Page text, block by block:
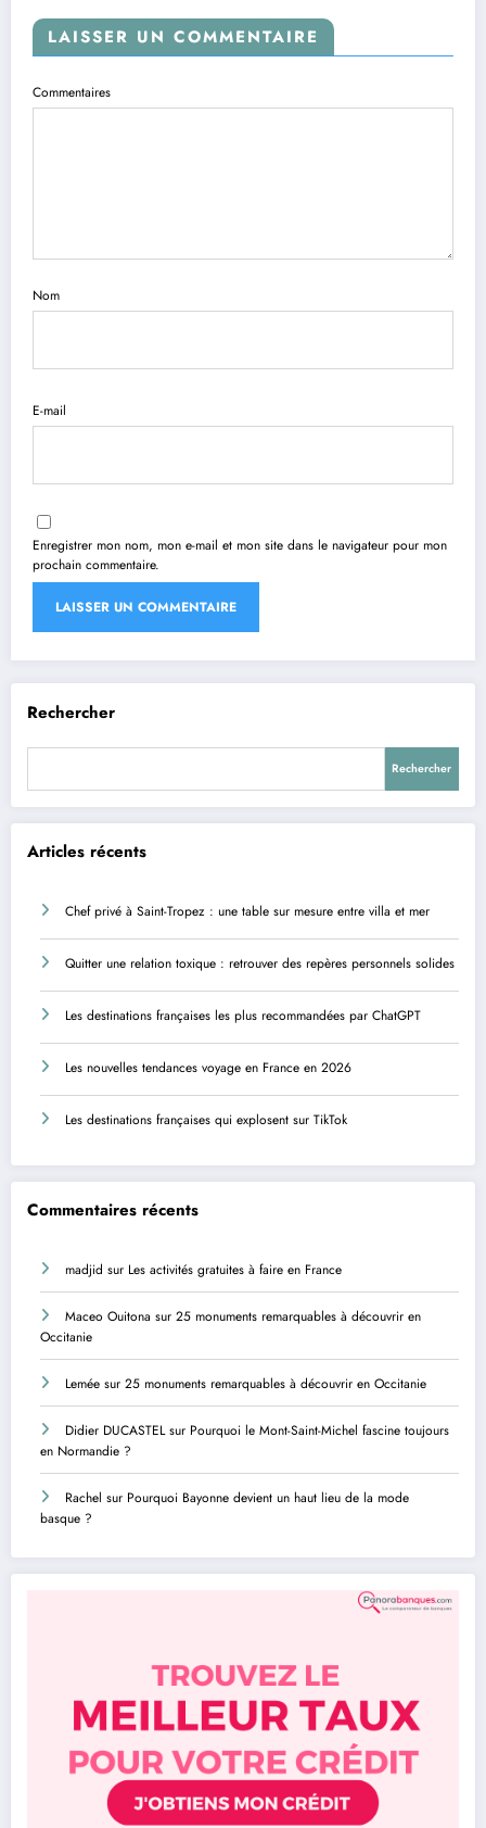
LAISSER UN COMMENTAIRE
Commentaires
Nom
E-mail
Enregistrer mon nom, mon e-mail et mon site dans le navigateur pour mon
prochain commentaire.
Rechercher
Rechercher
Articles récents
Chef privé à Saint-Tropez : une table sur mesure entre villa et mer
Quitter une relation toxique : retrouver des repères personnels solides
Les destinations françaises les plus recommandées par ChatGPT
Les nouvelles tendances voyage en France en 2026
Les destinations françaises qui explosent sur TikTok
Commentaires récents
madjid sur Les activités gratuites à faire en France
Maceo Ouitona sur 25 monuments remarquables à découvrir en
Occitanie
Lemée sur 25 monuments remarquables à découvrir en Occitanie
Didier DUCASTELsur Pourquoi le Mont-Saint-Michel fascine toujours
en Normandie ?
Rachel sur Pourquoi Bayonne devient un haut lieu de la mode
basque ?